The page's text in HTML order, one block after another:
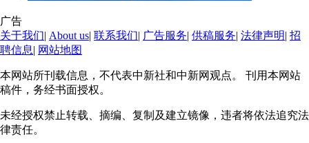
广告
关于我们| About us| 联系我们| 广告服务| 供稿服务| 法律声明| 招
聘信息| 网站地图
本网站所刊载信息，不代表中新社和中新网观点。 刊用本网站
稿件，务经书面授权。
未经授权禁止转载、摘编、复制及建立镜像，违者将依法追究法
律责任。